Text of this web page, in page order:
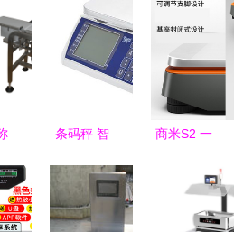
条码秤 智
备在零售行
业的应用与
商米S2 一
银解决方
案，助力水